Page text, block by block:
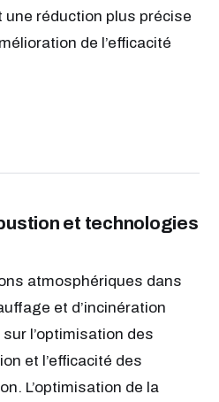
réduction plus précise
de l’efficacité
et technologies
atmosphériques dans
et d’incinération
l’optimisation des
et l’efficacité des
L’optimisation de la